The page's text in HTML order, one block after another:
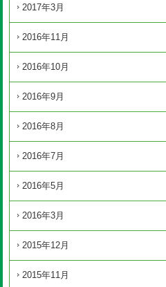
2017年3月
2016年11月
2016年10月
2016年9月
2016年8月
2016年7月
2016年5月
2016年3月
2015年12月
2015年11月